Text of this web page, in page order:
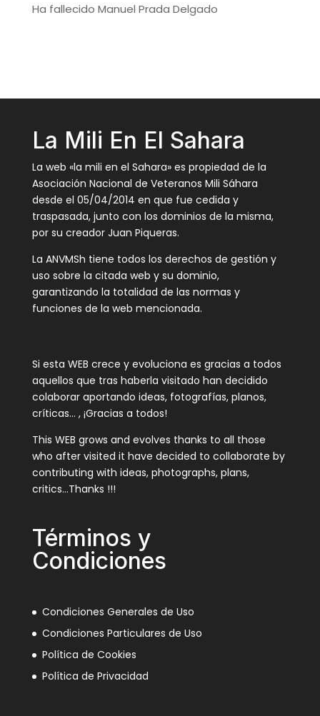
Ha fallecido Manuel Prada Delgado
La Mili En El Sahara
La web «la mili en el Sahara» es propiedad de la
Asociación Nacional de Veteranos Mili Sáhara
desde el 05/04/2014 en que fue cedida y
traspasada, junto con los dominios de la misma,
por su creador Juan Piqueras.
La ANVMSh tiene todos los derechos de gestión y
uso sobre la citada web y su dominio,
garantizando la totalidad de las normas y
funciones de la web mencionada.
Si esta WEB crece y evoluciona es gracias a todos
aquellos que tras haberla visitado han decidido
colaborar aportando ideas, fotografías, planos,
críticas… , ¡Gracias a todos!
This WEB grows and evolves thanks to all those
who after visited it have decided to collaborate by
contributing with ideas, photographs, plans,
critics…Thanks !!!
Términos y
Condiciones
Condiciones Generales de Uso
Condiciones Particulares de Uso
Política de Cookies
Política de Privacidad